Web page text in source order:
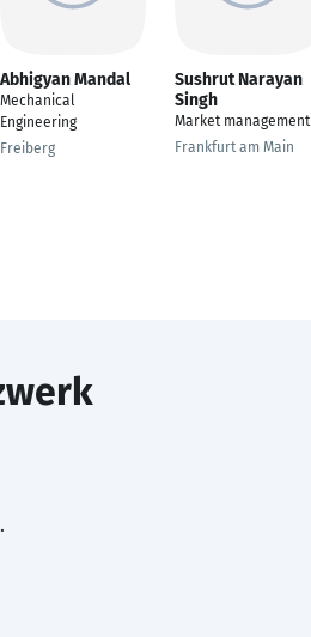
Abhigyan Mandal
Mechanical
Engineering
Freiberg
Sushrut Narayan
Singh
Market management
Frankfurt am Main